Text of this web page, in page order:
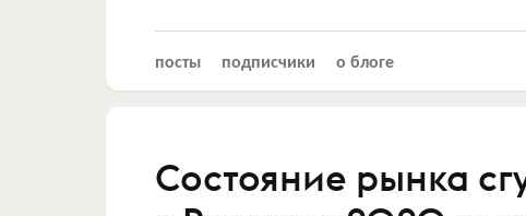
посты подписчики о блоге
Состояние рынка